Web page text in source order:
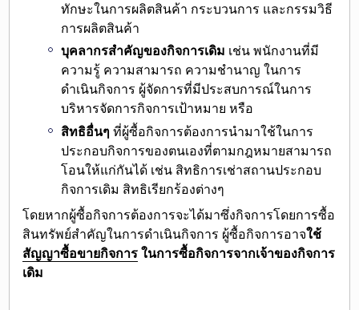
ทักษะในการผลิตสินค้า กระบวนการ และกรรมวิธี
การผลิตสินค้า
บุคลากรสำคัญของกิจการเดิม เช่น พนักงานที่มี
ความรู้ ความสามารถ ความชำนาญ ในการ
ดำเนินกิจการ ผู้จัดการที่มีประสบการณ์ในการ
บริหารจัดการกิจการเป้าหมาย หรือ
สิทธิอื่นๆ ที่ผู้ซื้อกิจการต้องการนำมาใช้ในการ
ประกอบกิจการของตนเองที่ตามกฎหมายสามารถ
โอนให้แก่กันได้ เช่น สิทธิการเช่าสถานประกอบ
กิจการเดิม สิทธิเรียกร้องต่างๆ
โดยหากผู้ซื้อกิจการต้องการจะได้มาซึ่งกิจการโดยการซื้อ
สินทรัพย์สำคัญในการดำเนินกิจการ ผู้ซื้อกิจการอาจใช้
สัญญาซื้อขายกิจการ ในการซื้อกิจการจากเจ้าของกิจการ
เดิม